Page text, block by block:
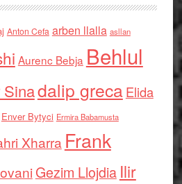
Anton Cefa arben llalla asllan
Aurenc Bebja Behlul
Sinadalip grecaElida
Enver Bytyci Ermira Babamusta
Xharra Frank
Gezim Llojdia Ilir